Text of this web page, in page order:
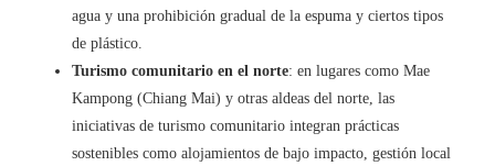
agua y una prohibición gradual de la espuma y ciertos tipos
de plástico.
Turismo comunitario en el norte: en lugares como Mae
Kampong (Chiang Mai) y otras aldeas del norte, las
iniciativas de turismo comunitario integran prácticas
sostenibles como alojamientos de bajo impacto, gestión local